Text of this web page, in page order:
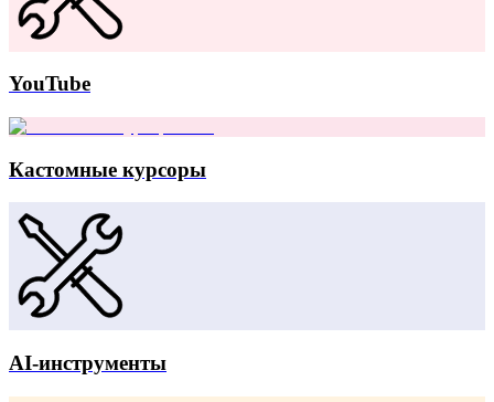
YouTube
Кастомные курсоры
AI-инструменты